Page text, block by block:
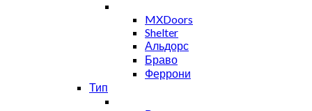
MXDoors
Shelter
Альдорс
Браво
Феррони
Тип